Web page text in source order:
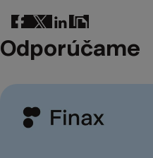
Odporúčame